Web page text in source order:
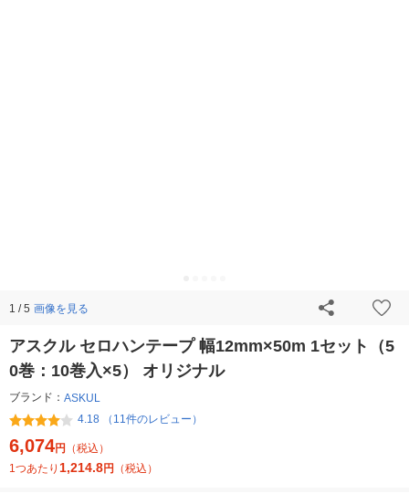
1 / 5 画像を見る
アスクル セロハンテープ 幅12mm×50m 1セット（5
0巻：10巻入×5） オリジナル
ブランド： ASKUL
4.18 （11件のレビュー）
6,074円
（税込）
1つあたり 1,214.8円 （税込）